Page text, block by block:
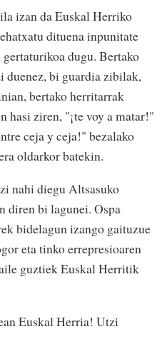
izan da Euskal Herriko
dituena inpunitate
dugu. Bertako
duenez, bi guardia zibilak,
bertako herritarrak
hasi ziren, "¡te voy a matar!"
ceja y ceja!" bezalako
oldarkor batekin.
nahi diegu Altsasuko
diren bi lagunei. Ospa
bidelagun izango gaituzue
eta tinko errepresioaren
guztiek Euskal Herritik
Euskal Herria! Utzi